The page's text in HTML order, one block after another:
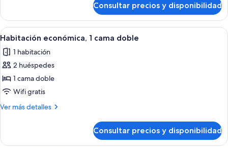
individuales,
2
camas
individuales
básica
con
2
individuales,
2
individuales
Consultar precios y disponibilidad
Abrir
todas
las
fotos
de
Habitación
económica,
doble
Habitación económica, 1 cama
4
Habitación económica, 1 cama doble
1 habitación
2 huéspedes
1 cama doble
Wifi gratis
Ver más detalles
Más
económica,
Consultar precios y disponibilidad